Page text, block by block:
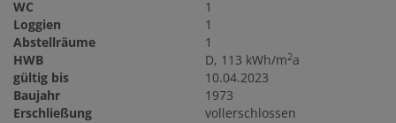
WC
1
Loggien
1
Abstellräume
1
HWB
D, 113 kWh/m2a
gültig bis
10.04.2023
Baujahr
1973
Erschließung
vollerschlossen